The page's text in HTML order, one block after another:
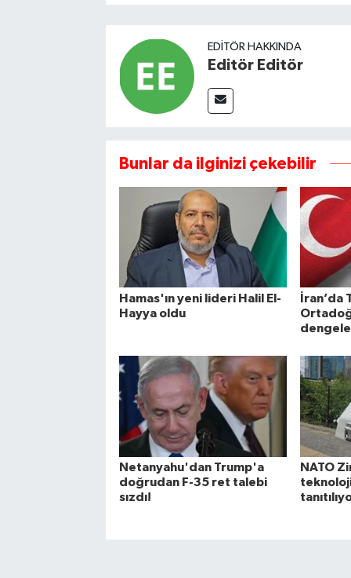
EDITÖR HAKKINDA
Editör Editör
Bunlar da ilginizi çekebilir
Hamas'ın yeni lideri Halil El-
Hayya oldu
İran’da
Netanyahu'dan Trump'a
doğrudan F-35 ret talebi
sızdı!
NATO